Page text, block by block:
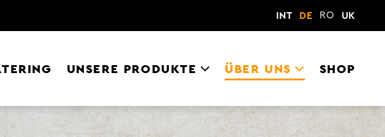
INT DE RO UK
UNSERE PRODUKTE ÜBER UNS SHOP